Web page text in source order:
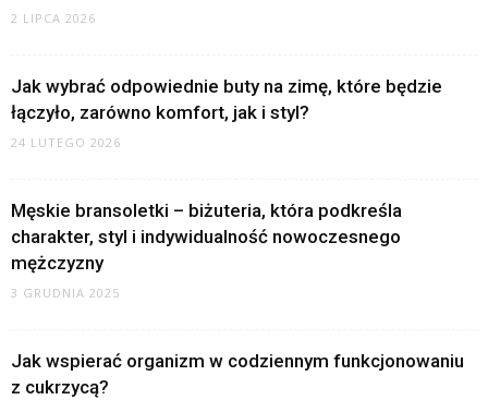
2 LIPCA 2026
Jak wybrać odpowiednie buty na zimę, które będzie
łączyło, zarówno komfort, jak i styl?
24 LUTEGO 2026
Męskie bransoletki – biżuteria, która podkreśla
charakter, styl i indywidualność nowoczesnego
mężczyzny
3 GRUDNIA 2025
Jak wspierać organizm w codziennym funkcjonowaniu
z cukrzycą?